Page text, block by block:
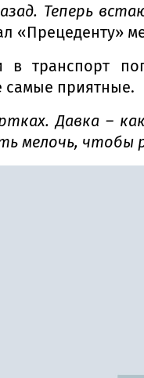
Теперь
«Прецеденту»
транспорт
самые приятные.
Давка –
мелочь, чтобы